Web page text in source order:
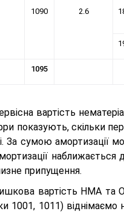
1090 2.6
1095
вартість
показують, скільки
За сумою амортизації
припущення.
вартість НМА та
1001, 1011)